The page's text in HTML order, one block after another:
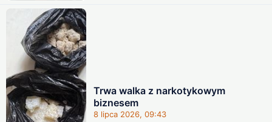
8 lipca 2026, 09:43
Trwa walka z narkotykowym
biznesem